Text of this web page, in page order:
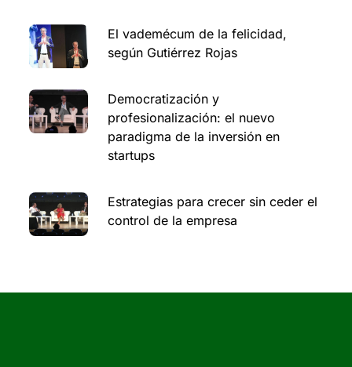
El vademécum de la felicidad,
según Gutiérrez Rojas
Democratización y
profesionalización: el nuevo
paradigma de la inversión en
startups
Estrategias para crecer sin ceder el
control de la empresa